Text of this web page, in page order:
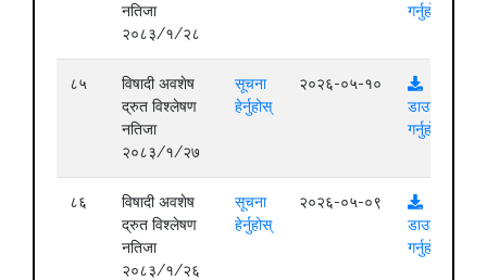
नतिजा
२०८३/१/२८
गर्नुहोस्
८५
विषादी अवशेष
द्रुत विश्लेषण
नतिजा
२०८३/१/२७
सूचना
हेर्नुहोस्
२०२६-०५-१०
डाउनलोड
गर्नुहोस्
८६
विषादी अवशेष
द्रुत विश्लेषण
नतिजा
२०८३/१/२६
सूचना
हेर्नुहोस्
२०२६-०५-०९
डाउनलोड
गर्नुहोस्